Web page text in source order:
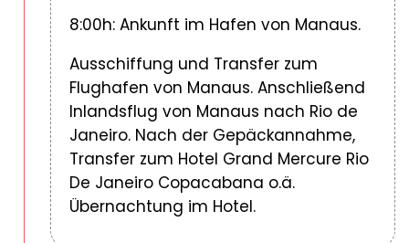
8:00h: Ankunft im Hafen von Manaus.
Ausschiffung und Transfer zum
Flughafen von Manaus. Anschließend
Inlandsflug von Manaus nach Rio de
Janeiro. Nach der Gepäckannahme,
Transfer zum Hotel Grand Mercure Rio
De Janeiro Copacabana o.ä.
Übernachtung im Hotel.